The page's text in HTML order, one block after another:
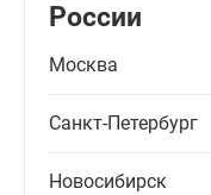
России
Москва
Санкт-Петербург
Новосибирск